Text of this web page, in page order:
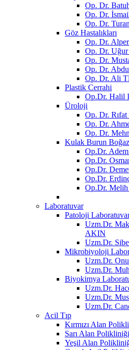
Op. Dr.
Op. Dr.
Op. Dr.
Göz Hastalıkları
Op. Dr.
Op. Dr.
Op. Dr.
Op. Dr.
Op. Dr. Ali
Plastik Cerrahi
Op.Dr. Halil
Üroloji
Op. Dr.
Op. Dr.
Op. Dr.
Kulak Burun Boğaz
Op.Dr.
Op.Dr.
Op.Dr.
Op.Dr.
Op.Dr.
Laboratuvar
Patoloji
Uzm.Dr.
AKIN
Uzm.Dr.
Mikrobiyoloji
Uzm.Dr.
Uzm.Dr.
Biyokimya
Uzm.Dr.
Uzm.Dr.
Uzm.Dr.
Acil Tıp
Kırmızı Alan
Sarı Alan Polikliniği
Yeşil Alan